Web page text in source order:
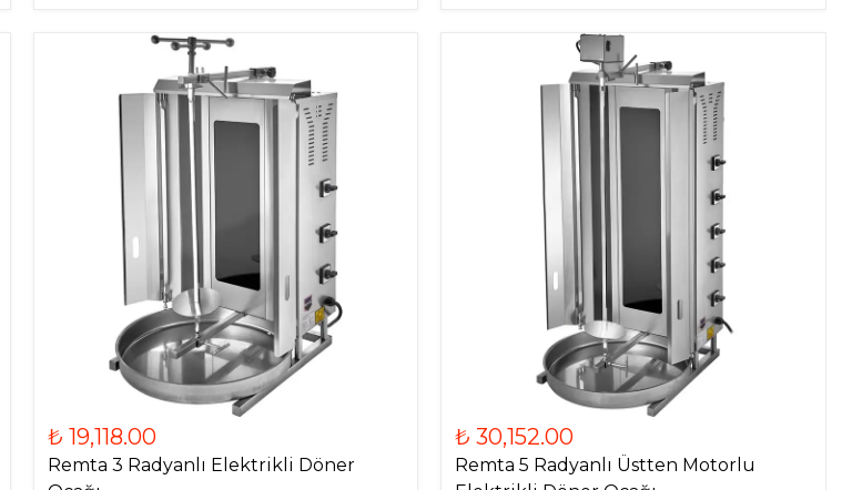
₺ 19,118.00
Remta 3 Radyanlı Elektrikli Döner
₺ 30,152.00
Remta 5 Radyanlı Üstten Motorlu